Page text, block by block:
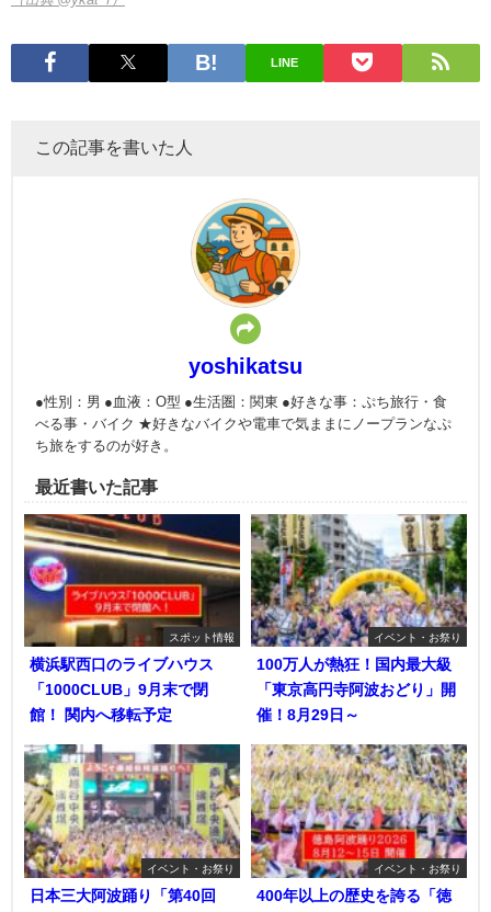
LINE
この記事を書いた人
yoshikatsu
●性別：男 ●血液：O型 ●生活圏：関東 ●好きな事：ぷち旅行・食
べる事・バイク ★好きなバイクや電車で気ままにノープランなぷ
ち旅をするのが好き。
最近書いた記事
スポット情報
横浜駅西口のライブハウス
「1000CLUB」9月末で閉
館！ 関内へ移転予定
イベント・お祭り
100万人が熱狂！国内最大級
「東京高円寺阿波おどり」開
催！8月29日～
イベント・お祭り
日本三大阿波踊り「第40回
イベント・お祭り
400年以上の歴史を誇る「徳